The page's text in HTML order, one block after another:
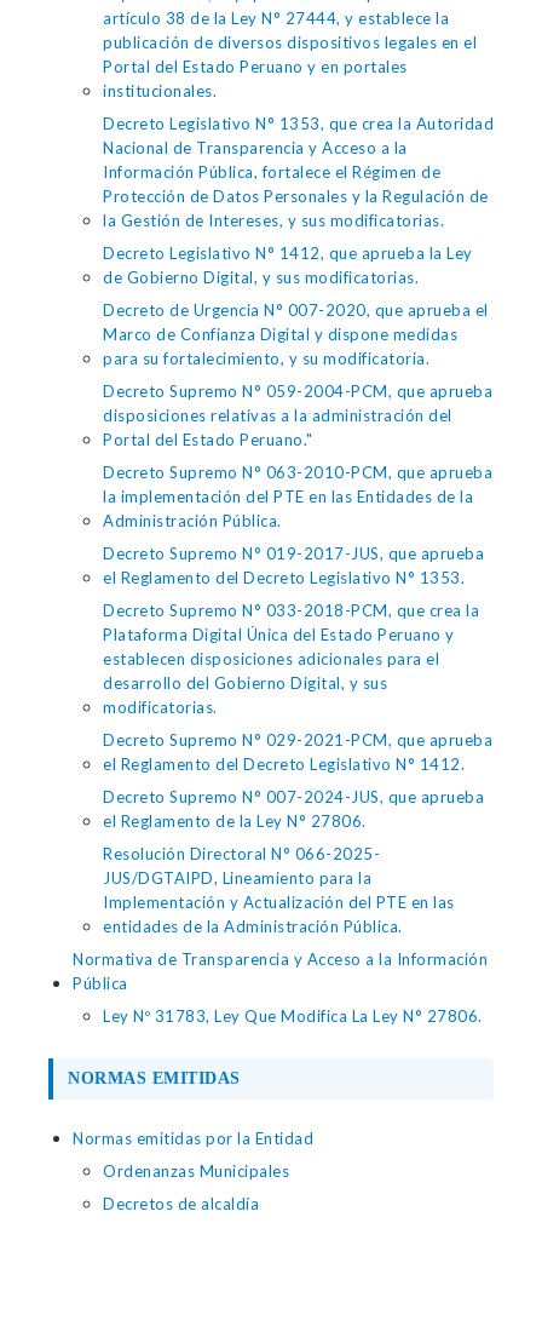
artículo 38 de la Ley N° 27444, y establece la
publicación de diversos dispositivos legales en el
Portal del Estado Peruano y en portales
institucionales.
Decreto Legislativo N° 1353, que crea la Autoridad
Nacional de Transparencia y Acceso a la
Información Pública, fortalece el Régimen de
Protección de Datos Personales y la Regulación de
la Gestión de Intereses, y sus modificatorias.
Decreto Legislativo N° 1412, que aprueba la Ley
de Gobierno Digital, y sus modificatorias.
Decreto de Urgencia N° 007-2020, que aprueba el
Marco de Confianza Digital y dispone medidas
para su fortalecimiento, y su modificatoria.
Decreto Supremo N° 059-2004-PCM, que aprueba
disposiciones relativas a la administración del
Portal del Estado Peruano."
Decreto Supremo N° 063-2010-PCM, que aprueba
la implementación del PTE en las Entidades de la
Administración Pública.
Decreto Supremo N° 019-2017-JUS, que aprueba
el Reglamento del Decreto Legislativo N° 1353.
Decreto Supremo N° 033-2018-PCM, que crea la
Plataforma Digital Única del Estado Peruano y
establecen disposiciones adicionales para el
desarrollo del Gobierno Digital, y sus
modificatorias.
Decreto Supremo N° 029-2021-PCM, que aprueba
el Reglamento del Decreto Legislativo N° 1412.
Decreto Supremo N° 007-2024-JUS, que aprueba
el Reglamento de la Ley N° 27806.
Resolución Directoral N° 066-2025-
JUS/DGTAIPD, Lineamiento para la
Implementación y Actualización del PTE en las
entidades de la Administración Pública.
Normativa de Transparencia y Acceso a la Información
Pública
Ley Nº 31783, Ley Que Modifica La Ley N° 27806.
NORMAS EMITIDAS
Normas emitidas por la Entidad
Ordenanzas Municipales
Decretos de alcaldía